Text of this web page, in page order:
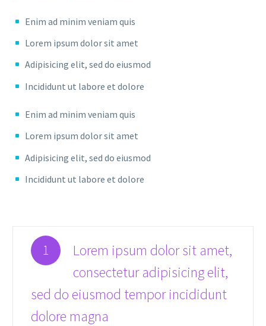
Enim ad minim veniam quis
Lorem ipsum dolor sit amet
Adipisicing elit, sed do eiusmod
Incididunt ut labore et dolore
Enim ad minim veniam quis
Lorem ipsum dolor sit amet
Adipisicing elit, sed do eiusmod
Incididunt ut labore et dolore
1
Lorem ipsum dolor sit amet,
consectetur adipisicing elit,
sed do eiusmod tempor incididunt
dolore magna